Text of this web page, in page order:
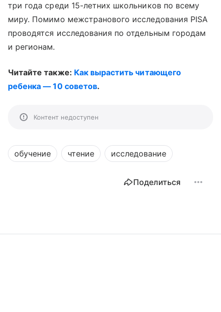
три года среди 15-летних школьников по всему
миру. Помимо межстранового исследования PISA
проводятся исследования по отдельным городам
и регионам.
Читайте также: Как вырастить читающего
ребенка — 10 советов.
Контент недоступен
обучение чтение исследование
Поделиться